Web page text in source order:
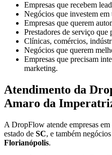
Empresas que recebem
Negócios que investem em
Empresas que querem
Prestadores de serviço que
Clínicas, comércios,
Negócios que querem
Empresas que precisam
marketing.
Atendimento da
Amaro da
A DropFlow atende empresas em
estado de SC, e também
Florianópolis.